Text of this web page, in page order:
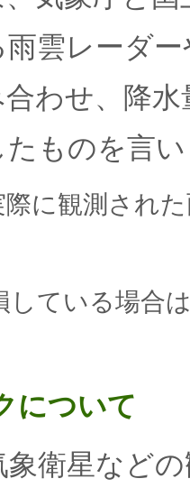
雲レーダ
わせ、降
ものを言
に観測され
ている場合
について
衛星など